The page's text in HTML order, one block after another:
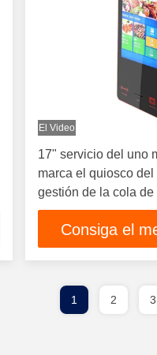
El Video
17" servicio del uno
marca el quiosco
gestión de la cola de
expendedora
Consiga el
1 2 3